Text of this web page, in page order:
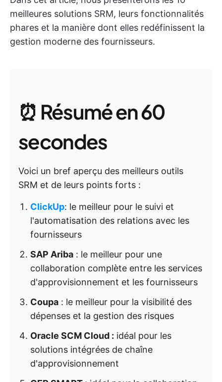
meilleures solutions SRM, leurs fonctionnalités
phares et la manière dont elles redéfinissent la
gestion moderne des fournisseurs.
⏰ Résumé en 60
secondes
Voici un bref aperçu des meilleurs outils
SRM et de leurs points forts :
ClickUp: le meilleur pour le suivi et
l'automatisation des relations avec les
fournisseurs
SAP Ariba : le meilleur pour une
collaboration complète entre les services
d'approvisionnement et les fournisseurs
Coupa : le meilleur pour la visibilité des
dépenses et la gestion des risques
Oracle SCM Cloud : idéal pour les
solutions intégrées de chaîne
d'approvisionnement